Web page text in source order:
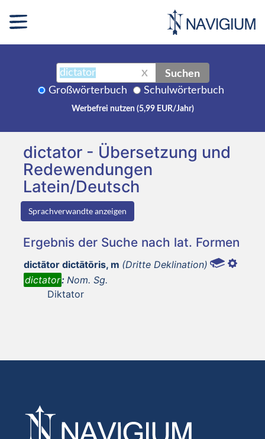
X Suchen
Großwörterbuch Schulwörterbuch
Werbefrei nutzen (5,99 EUR/Jahr)
dictator - Übersetzung und
Redewendungen
Latein/Deutsch
Sprachverwandte anzeigen
Ergebnis der Suche nach lat. Formen
dictātor dictātōris, m (Dritte Deklination)
dictator: Nom. Sg.
Diktator